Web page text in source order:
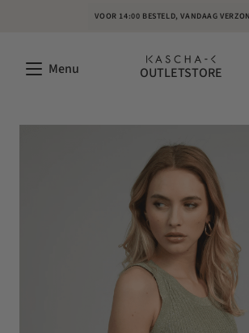
VOOR 14:00 BESTELD, VANDAAG
Menu OUTLETSTORE